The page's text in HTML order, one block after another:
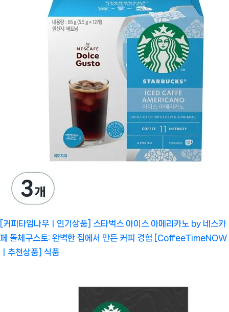
[커피타임나우ㅣ인기상품] 스타벅스 아이스 아메리카노 by 네스카
페 돌체구스토: 완벽한 집에서 만든 커피 경험 [CoffeeTimeNOW
ㅣ추천상품] 식품